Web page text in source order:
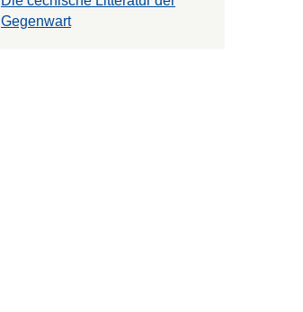
Gegenwart